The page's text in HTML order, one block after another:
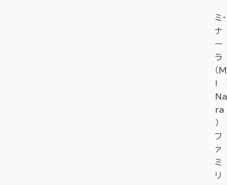
ミ・
ナ
ー
ラ
（M
!
Na
ra
）
フ
ァ
ミ
リ